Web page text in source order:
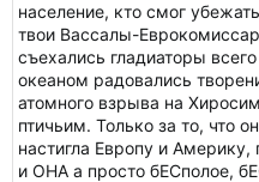
население, кто смог
твои Вассалы-
съехались гладиаторы
океаном радовались
атомного взрыва на
птичьим. Только за то, что
настигла Европу и
и ОНА а просто бЕСполое,